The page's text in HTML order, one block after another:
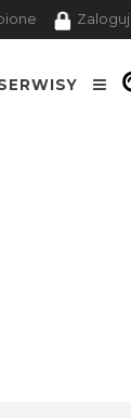
Zaloguj